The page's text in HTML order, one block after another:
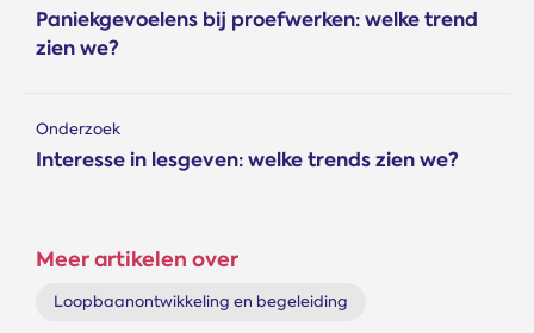
Paniekgevoelens bij proefwerken: welke trend
zien we?
Onderzoek
Interesse in lesgeven: welke trends zien we?
Meer artikelen over
Loopbaanontwikkeling en begeleiding